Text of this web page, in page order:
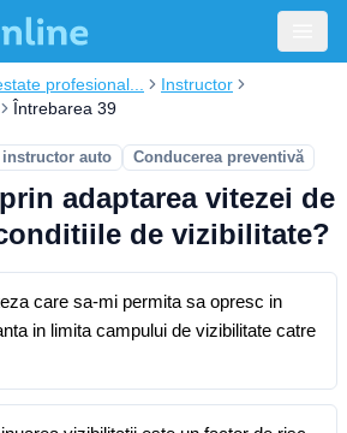
profesional...
Instructor
Întrebarea 39
instructor auto Conducerea preventivă
adaptarea vitezei de
de vizibilitate?
care sa-mi permita sa opresc in
in limita campului de vizibilitate catre